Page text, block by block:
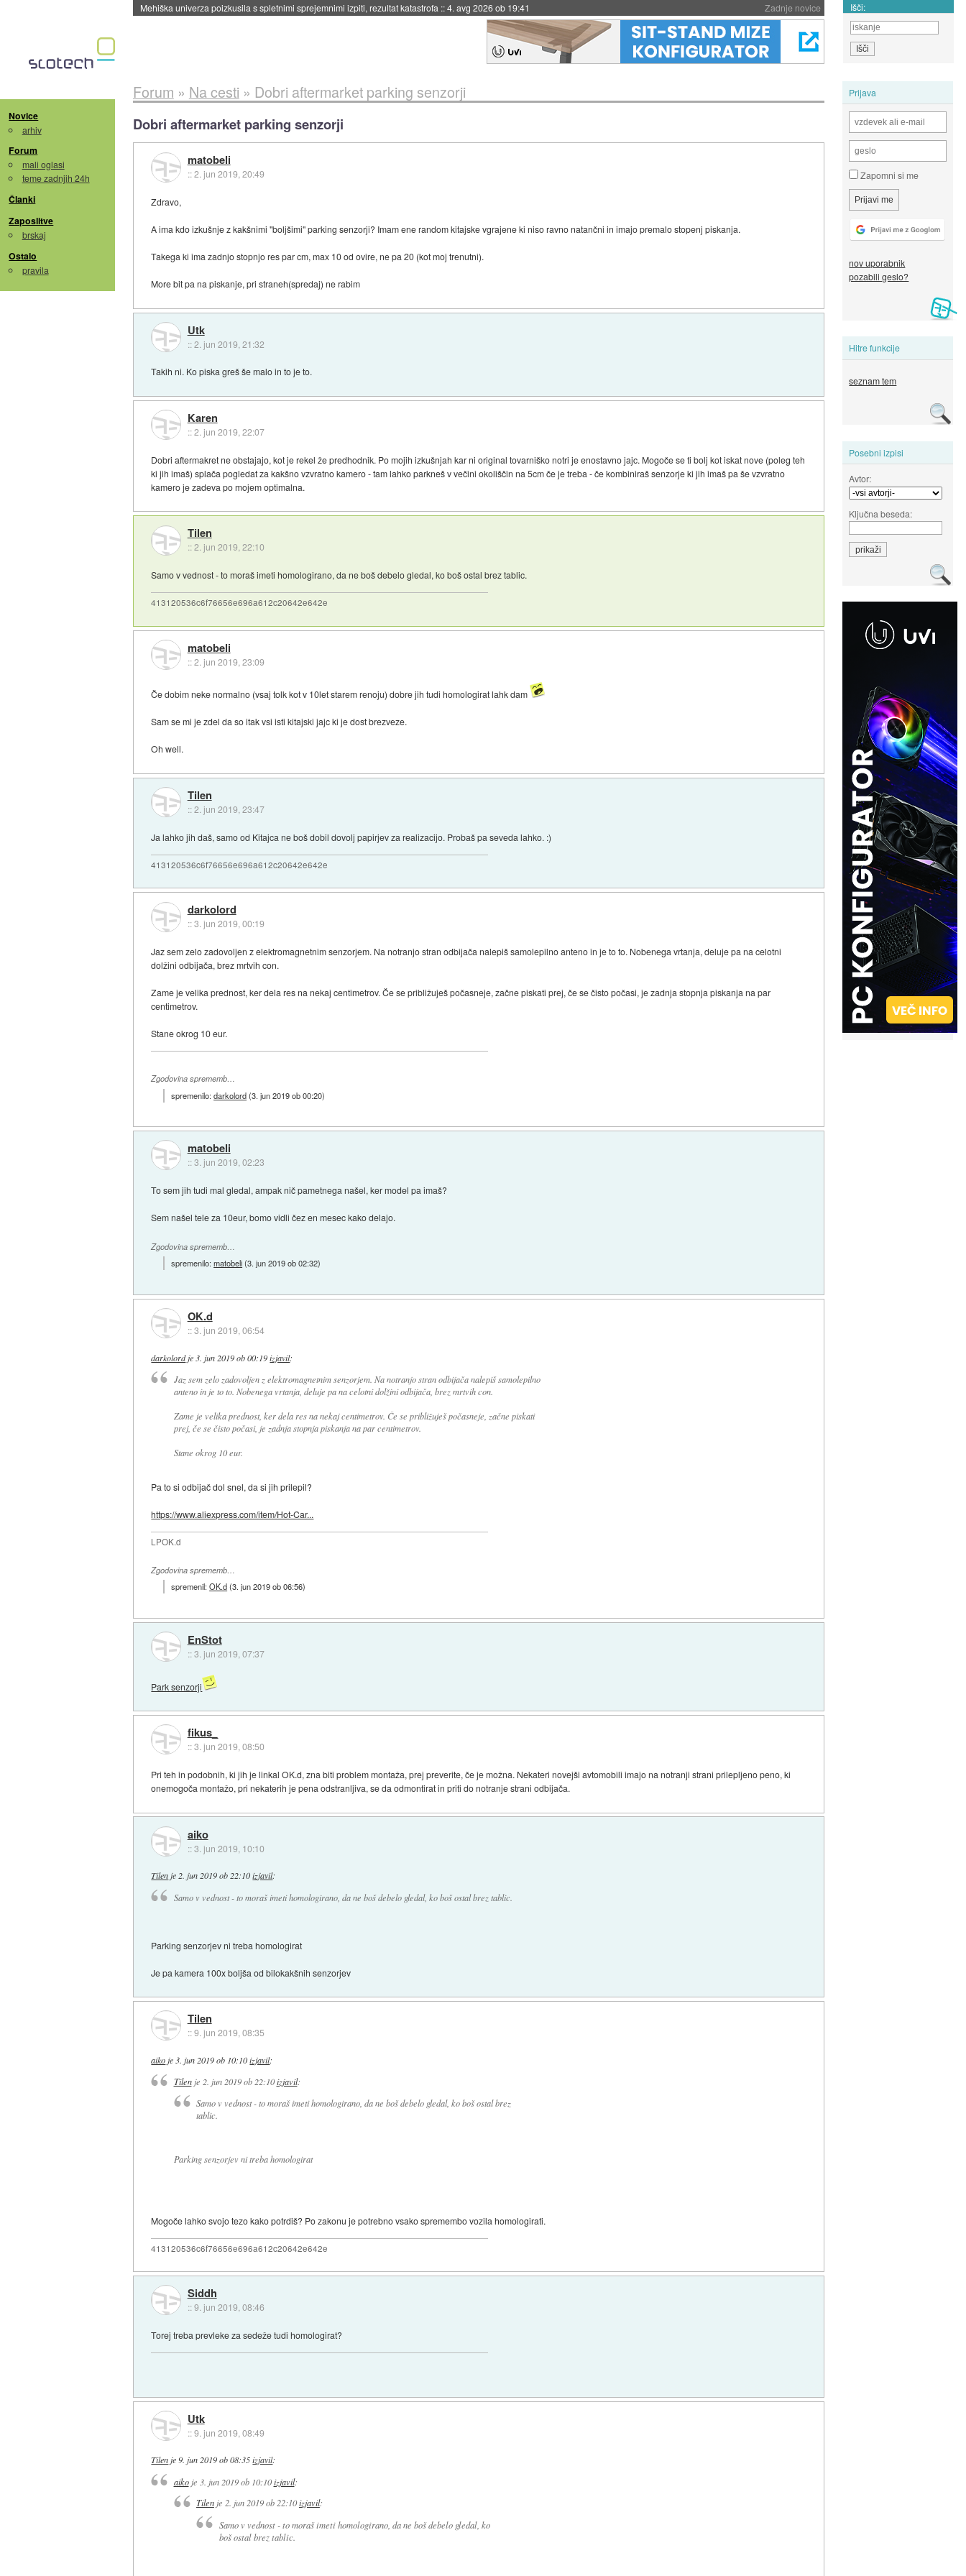
Zadnje novice
Evropska vesoljska agencija razvija svojo raketo za večkratno uporabo::4. avg 2026 ob 19:41 Išči:
Novice
arhiv
Forum
mali oglasi
teme zadnjih 24h
Članki
Zaposlitve
brskaj
Ostalo
pravila
Prijava
Zapomni si me
nov uporabnik
pozabili geslo?
Hitre funkcije
seznam tem
Posebni izpisi
Avtor:
Ključna beseda:
Forum » Na cesti » Dobri aftermarket parking senzorji
Dobri aftermarket parking senzorji
matobeli
::2. jun 2019, 20:49
Zdravo,
A ima kdo izkušnje z kakšnimi "boljšimi" parking senzorji? Imam ene random kitajske vgrajene ki niso ravno natančni in imajo premalo stopenj piskanja.
Takega ki ima zadnjo stopnjo res par cm, max 10 od ovire, ne pa 20 (kot moj trenutni).
More bit pa na piskanje, pri straneh(spredaj) ne rabim
Utk
::2. jun 2019, 21:32
Takih ni. Ko piska greš še malo in to je to.
Karen
::2. jun 2019, 22:07
Dobri aftermakret ne obstajajo, kot je rekel že predhodnik. Po mojih izkušnjah kar ni original tovarniško notri je enostavno jajc. Mogoče se ti bolj kot iskat nove (poleg teh
ki jih imaš) splača pogledat za kakšno vzvratno kamero - tam lahko parkneš v večini okoliščin na 5cm če je treba - če kombiniraš senzorje ki jih imaš pa še vzvratno
kamero je zadeva po mojem optimalna.
Tilen
::2. jun 2019, 22:10
Samo v vednost - to moraš imeti homologirano, da ne boš debelo gledal, ko boš ostal brez tablic.
413120536c6f76656e696a612c20642e642e
matobeli
::2. jun 2019, 23:09
Če dobim neke normalno (vsaj tolk kot v 10let starem renoju) dobre jih tudi homologirat lahk dam
Sam se mi je zdel da so itak vsi isti kitajski jajc ki je dost brezveze.
Oh well.
Tilen
::2. jun 2019, 23:47
Ja lahko jih daš, samo od Kitajca ne boš dobil dovolj papirjev za realizacijo. Probaš pa seveda lahko. :)
413120536c6f76656e696a612c20642e642e
darkolord
::3. jun 2019, 00:19
Jaz sem zelo zadovoljen z elektromagnetnim senzorjem. Na notranjo stran odbijača nalepiš samolepilno anteno in je to to. Nobenega vrtanja, deluje pa na celotni
dolžini odbijača, brez mrtvih con.
Zame je velika prednost, ker dela res na nekaj centimetrov. Če se približuješ počasneje, začne piskati prej, če se čisto počasi, je zadnja stopnja piskanja na par
centimetrov.
Stane okrog 10 eur.
Zgodovina sprememb…
spremenilo:darkolord(3. jun 2019 ob 00:20)
matobeli
::3. jun 2019, 02:23
To sem jih tudi mal gledal, ampak nič pametnega našel, ker model pa imaš?
Sem našel tele za 10eur, bomo vidli čez en mesec kako delajo.
Zgodovina sprememb…
spremenilo:matobeli(3. jun 2019 ob 02:32)
OK.d
::3. jun 2019, 06:54
darkolordje 3. jun 2019 ob 00:19 izjavil:
Jaz sem zelo zadovoljen z elektromagnetnim senzorjem. Na notranjo stran odbijača nalepiš samolepilno
anteno in je to to. Nobenega vrtanja, deluje pa na celotni dolžini odbijača, brez mrtvih con.
Zame je velika prednost, ker dela res na nekaj centimetrov. Če se približuješ počasneje, začne piskati
prej, če se čisto počasi, je zadnja stopnja piskanja na par centimetrov.
Stane okrog 10 eur.
Pa to si odbijač dol snel, da si jih prilepil?
https://www.aliexpress.com/item/Hot-Car...
LPOK.d
Zgodovina sprememb…
spremenil:OK.d(3. jun 2019 ob 06:56)
EnStot
::3. jun 2019, 07:37
Park senzorji
fikus_
::3. jun 2019, 08:50
Pri teh in podobnih, ki jih je linkal OK.d, zna biti problem montaža, prej preverite, če je možna. Nekateri novejši avtomobili imajo na notranji strani prilepljeno peno, ki
onemogoča montažo, pri nekaterih je pena odstranljiva, se da odmontirat in priti do notranje strani odbijača.
aiko
::3. jun 2019, 10:10
Tilenje2. jun 2019 ob 22:10 izjavil:
Samo v vednost - to moraš imeti homologirano, da ne boš debelo gledal, ko boš ostal brez tablic.
Parking senzorjev ni treba homologirat
Je pa kamera 100x boljša od bilokakšnih senzorjev
Tilen
::9. jun 2019, 08:35
aiko je 3. jun 2019 ob 10:10 izjavil:
Tilenje 2. jun 2019 ob 22:10 izjavil:
Samo v vednost - to moraš imeti homologirano, da ne boš debelo gledal, ko boš ostal brez
tablic.
Parking senzorjev ni treba homologirat
Mogoče lahko svojo tezo kako potrdiš? Po zakonu je potrebno vsako spremembo vozila homologirati.
413120536c6f76656e696a612c20642e642e
Siddh
::9. jun 2019, 08:46
Torej treba prevleke za sedeže tudi homologirat?
Utk
::9. jun 2019, 08:49
Tilenje9. jun 2019 ob 08:35 izjavil:
aikoje 3. jun 2019 ob 10:10 izjavil:
Tilenje 2. jun 2019 ob 22:10izjavil:
Samo v vednost - to moraš imeti homologirano, da ne boš debelo gledal, ko
boš ostal brez tablic.